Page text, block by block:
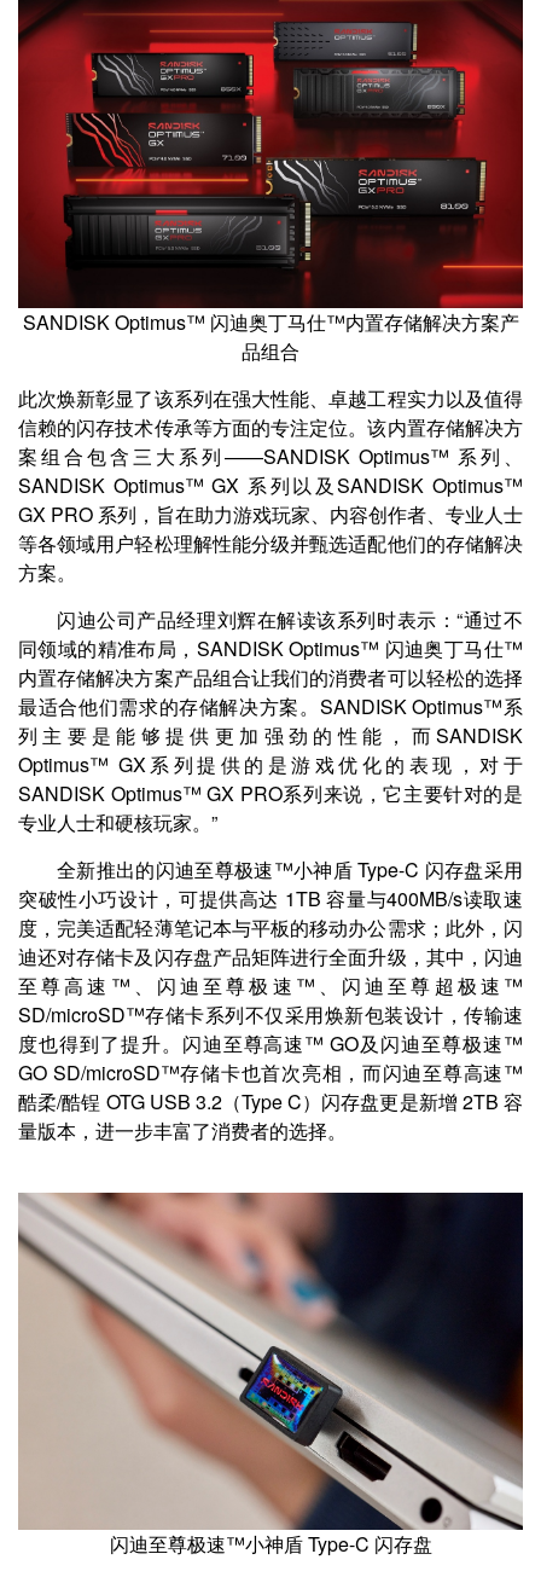
SANDISK Optimus™ 闪迪奥丁马仕™内置存储解决方案产
品组合
此次焕新彰显了该系列在强大性能、卓越工程实力以及值得
信赖的闪存技术传承等方面的专注定位。该内置存储解决方
案组合包含三大系列——SANDISK Optimus™ 系列、
SANDISK Optimus™ GX 系列以及SANDISK Optimus™
GX PRO 系列，旨在助力游戏玩家、内容创作者、专业人士
等各领域用户轻松理解性能分级并甄选适配他们的存储解决
方案。
闪迪公司产品经理刘辉在解读该系列时表示：“通过不
同领域的精准布局，SANDISK Optimus™ 闪迪奥丁马仕™
内置存储解决方案产品组合让我们的消费者可以轻松的选择
最适合他们需求的存储解决方案。SANDISK Optimus™系
列主要是能够提供更加强劲的性能，而SANDISK
Optimus™ GX系列提供的是游戏优化的表现，对于
SANDISK Optimus™ GX PRO系列来说，它主要针对的是
专业人士和硬核玩家。”
全新推出的闪迪至尊极速™小神盾 Type-C 闪存盘采用
突破性小巧设计，可提供高达 1TB 容量与400MB/s读取速
度，完美适配轻薄笔记本与平板的移动办公需求；此外，闪
迪还对存储卡及闪存盘产品矩阵进行全面升级，其中，闪迪
至尊高速™、闪迪至尊极速™、闪迪至尊超极速™
SD/microSD™存储卡系列不仅采用焕新包装设计，传输速
度也得到了提升。闪迪至尊高速™ GO及闪迪至尊极速™
GO SD/microSD™存储卡也首次亮相，而闪迪至尊高速™
酷柔/酷锃 OTG USB 3.2（Type C）闪存盘更是新增 2TB 容
量版本，进一步丰富了消费者的选择。
闪迪至尊极速™小神盾 Type-C 闪存盘